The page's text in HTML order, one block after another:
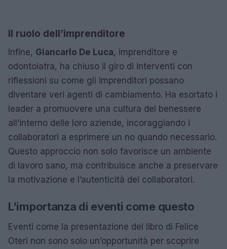
Il ruolo dell’imprenditore
Infine, Giancarlo De Luca, imprenditore e
odontoiatra, ha chiuso il giro di interventi con
riflessioni su come gli imprenditori possano
diventare veri agenti di cambiamento. Ha esortato i
leader a promuovere una cultura del benessere
all’interno delle loro aziende, incoraggiando i
collaboratori a esprimere un no quando necessario.
Questo approccio non solo favorisce un ambiente
di lavoro sano, ma contribuisce anche a preservare
la motivazione e l’autenticità dei collaboratori.
L’importanza di eventi come questo
Eventi come la presentazione del libro di Felice
Oteri non sono solo un’opportunità per scoprire